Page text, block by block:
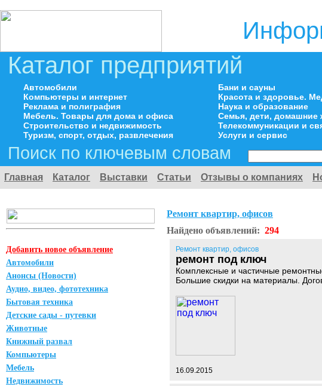
Каталог предприятий
Автомобили
Компьютеры и интернет
Реклама и полиграфия
Мебель. Товары для дома и офиса
Строительство и недвижимость
Туризм, спорт, отдых, развлечения
Бани и сауны
Красота и здоровье.
Наука и образование
Семья, дети, домашние
Телекоммуникации и
Услуги и сервис
Поиск по ключевым словам
Главная Каталог Выставки Статьи Отзывы о компаниях
Добавить новое объявление
Автомобили
Анонсы (Новости)
Аудио, видео, фототехника
Бытовая техника
Детские сады - путевки
Животные
Книжный развал
Компьютеры
Мебель
Недвижимость
Ремонт квартир, офисов
Найдено объявлений: 294
Ремонт квартир, офисов
ремонт под ключ
Комплексные и частичные
Большие скидки на материалы.
16.09.2015